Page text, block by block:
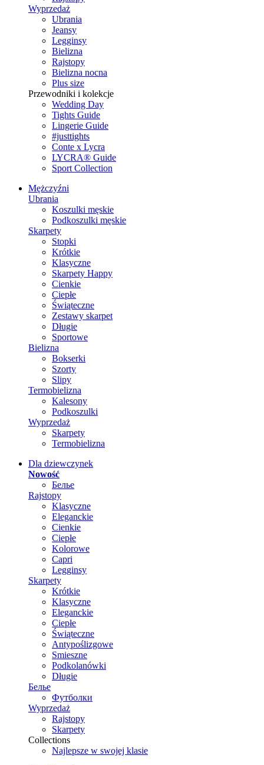
Wyprzedaż
Ubrania
Jeansy
Legginsy
Bielizna
Rajstopy
Bielizna nocna
Plus size
Przewodniki i kolekcje
Wedding Day
Tights Guide
Lingerie Guide
#justtights
Conte x Lycra
LYCRA® Guide
Sport Сollection
Mężczyźni
Ubrania
Koszulki męskie
Podkoszulki męskie
Skarpety
Stopki
Krótkie
Klasyczne
Skarpety Happy
Cienkie
Ciepłe
Świąteczne
Zestawy skarpet
Długie
Sportowe
Bielizna
Bokserki
Szorty
Slipy
Termobielizna
Kalesony
Podkoszulki
Wyprzedaż
Skarpety
Termobielizna
Dla dziewczynek
Nowość
Белье
Rajstopy
Klasyczne
Eleganckie
Cienkie
Ciepłe
Kolorowe
Capri
Legginsy
Skarpety
Krótkie
Klasyczne
Eleganckie
Ciepłe
Świąteczne
Antypoślizgowe
Smieszne
Podkolanówki
Długie
Белье
Футболки
Wyprzedaż
Rajstopy
Skarpety
Collections
Najlepsze w swojej klasie